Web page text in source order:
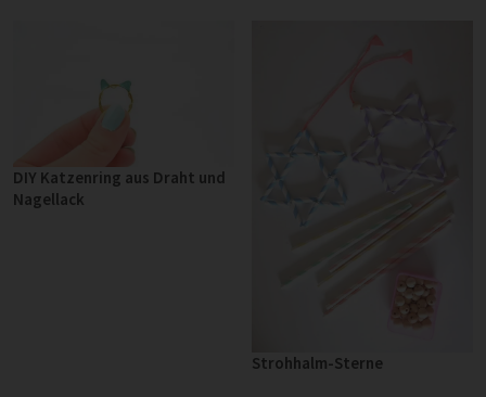
DIY Katzenring aus Draht und
Nagellack
Strohhalm-Sterne